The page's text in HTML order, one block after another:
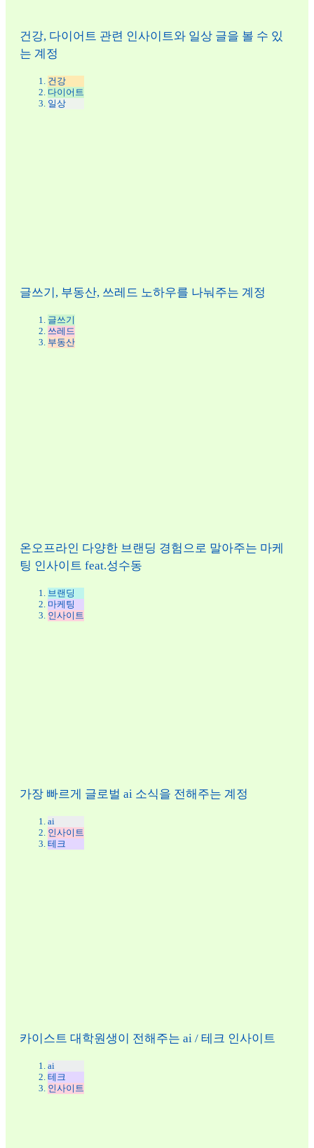
건강, 다이어트 관련 인사이트와 일상 글을 볼 수 있
는 계정
건강
다이어트
일상
글쓰기, 부동산, 쓰레드 노하우를 나눠주는 계정
글쓰기
쓰레드
부동산
온오프라인 다양한 브랜딩 경험으로 말아주는 마케
팅 인사이트 feat.성수동
브랜딩
마케팅
인사이트
가장 빠르게 글로벌 ai 소식을 전해주는 계정
ai
인사이트
테크
카이스트 대학원생이 전해주는 ai / 테크 인사이트
ai
테크
인사이트